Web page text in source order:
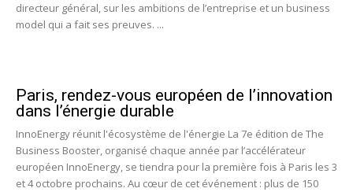
directeur général, sur les ambitions de l’entreprise et un business
model qui a fait ses preuves. ...
Paris, rendez-vous européen de l’innovation
dans l’énergie durable
InnoEnergy réunit l'écosystème de l'énergie La 7e édition de The
Business Booster, organisé chaque année par l’accélérateur
européen InnoEnergy, se tiendra pour la première fois à Paris les 3
et 4 octobre prochains. Au cœur de cet événement : plus de 150